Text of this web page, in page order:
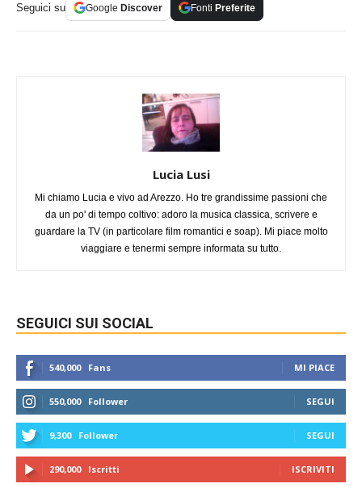
Seguici su Google Discover Fonti Preferite
Lucia Lusi
Mi chiamo Lucia e vivo ad Arezzo. Ho tre grandissime passioni che
da un po' di tempo coltivo: adoro la musica classica, scrivere e
guardare la TV (in particolare film romantici e soap). Mi piace molto
viaggiare e tenermi sempre informata su tutto.
SEGUICI SUI SOCIAL
540,000 Fans MI PIACE
550,000 Follower SEGUI
9,300 Follower SEGUI
290,000 Iscritti ISCRIVITI